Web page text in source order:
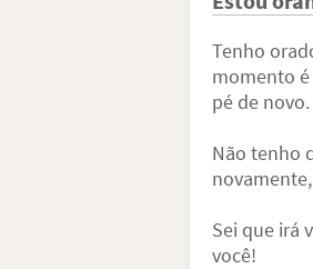
Tenho
momento é
pé de novo.
Não tenho
Sei que irá
você!